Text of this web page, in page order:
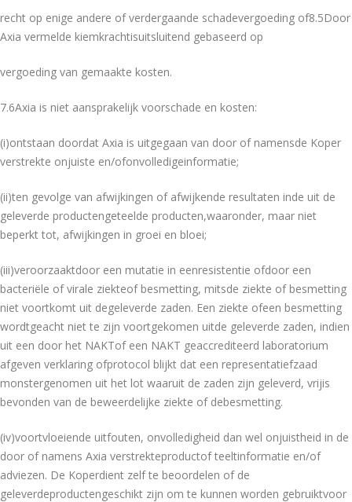
recht op enige andere of verdergaande schadevergoeding of8.5Door
Axia vermelde kiemkrachtisuitsluitend gebaseerd op
vergoeding van gemaakte kosten.
7.6Axia is niet aansprakelijk voorschade en kosten:
(i)ontstaan doordat Axia is uitgegaan van door of namensde Koper
verstrekte onjuiste en/ofonvolledigeinformatie;
(ii)ten gevolge van afwijkingen of afwijkende resultaten inde uit de
geleverde productengeteelde producten,waaronder, maar niet
beperkt tot, afwijkingen in groei en bloei;
(iii)veroorzaaktdoor een mutatie in eenresistentie ofdoor een
bacteriële of virale ziekteof besmetting, mitsde ziekte of besmetting
niet voortkomt uit degeleverde zaden. Een ziekte ofeen besmetting
wordtgeacht niet te zijn voortgekomen uitde geleverde zaden, indien
uit een door het NAKTof een NAKT geaccrediteerd laboratorium
afgeven verklaring ofprotocol blijkt dat een representatiefzaad
monstergenomen uit het lot waaruit de zaden zijn geleverd, vrijis
bevonden van de beweerdelijke ziekte of debesmetting.
(iv)voortvloeiende uitfouten, onvolledigheid dan wel onjuistheid in de
door of namens Axia verstrekteproductof teeltinformatie en/of
adviezen. De Koperdient zelf te beoordelen of de
geleverdeproductengeschikt zijn om te kunnen worden gebruiktvoor